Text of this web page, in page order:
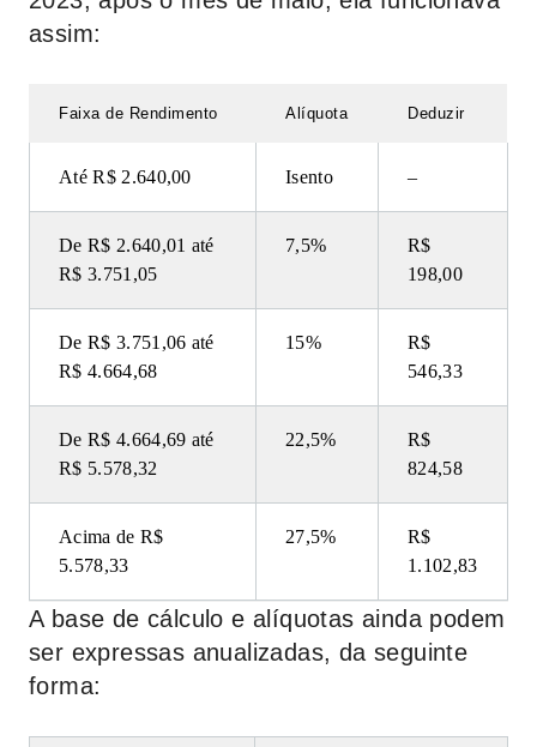
assim:
Faixa de Rendimento Alíquota Deduzir
Até R$ 2.640,00 Isento –
De R$ 2.640,01 até
R$ 3.751,05
7,5%
R$
198,00
De R$ 3.751,06 até
R$ 4.664,68
15%
R$
546,33
De R$ 4.664,69 até
R$ 5.578,32
22,5%
R$
824,58
Acima de R$
5.578,33
27,5%
R$
1.102,83
A base de cálculo e alíquotas ainda podem
ser expressas anualizadas, da seguinte
forma: